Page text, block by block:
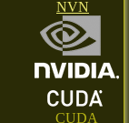
NVN
CUDA